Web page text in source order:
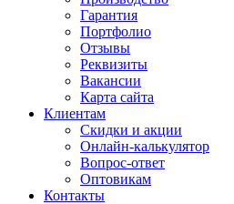
Гарантия
Портфолио
Отзывы
Реквизиты
Вакансии
Карта сайта
Клиентам
Скидки и акции
Онлайн-калькулятор
Вопрос-ответ
Оптовикам
Контакты